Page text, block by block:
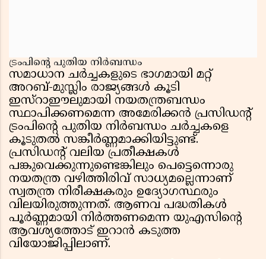
ട്രംപിന്റെ പുതിയ നിർബന്ധം
സമാധാന ചർച്ചകളുടെ ഭാഗമായി മറ്റ്
അറബ്-മുസ്ലിം രാജ്യങ്ങൾ കൂടി
ഇസ്റാഈലുമായി നയതന്ത്രബന്ധം
സ്ഥാപിക്കണമെന്ന അമേരിക്കൻ പ്രസിഡന്റ്
ട്രംപിന്റെ പുതിയ നിർബന്ധം ചർച്ചകളെ
കൂടുതൽ സങ്കീർണ്ണമാക്കിയിട്ടുണ്ട്.
പ്രസിഡന്റ് വലിയ പ്രതീക്ഷകൾ
പങ്കുവെക്കുന്നുണ്ടെങ്കിലും പെട്ടെന്നൊരു
നയതന്ത്ര വഴിത്തിരിവ് സാധ്യമല്ലെന്നാണ്
സ്വതന്ത്ര നിരീക്ഷകരും ഉദ്യോഗസ്ഥരും
വിലയിരുത്തുന്നത്. ആണവ പദ്ധതികൾ
പൂർണ്ണമായി നിർത്തണമെന്ന യുഎസിന്റെ
ആവശ്യത്തോട് ഇറാൻ കടുത്ത
വിയോജിപ്പിലാണ്.